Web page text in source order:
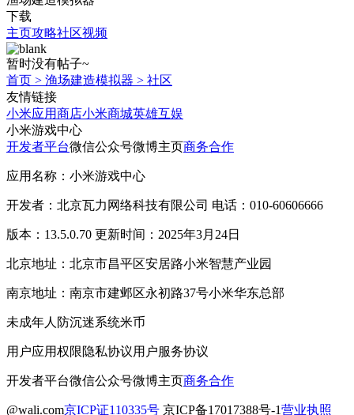
下载
主页攻略社区视频
暂时没有帖子~
首页 > 渔场建造模拟器 > 社区
友情链接
小米应用商店小米商城英雄互娱
小米游戏中心
开发者平台微信公众号微博主页商务合作
应用名称：小米游戏中心
开发者：北京瓦力网络科技有限公司 电话：010-60606666
版本：13.5.0.70 更新时间：2025年3月24日
北京地址：北京市昌平区安居路小米智慧产业园
南京地址：南京市建邺区永初路37号小米华东总部
未成年人防沉迷系统米币
用户应用权限隐私协议用户服务协议
开发者平台微信公众号微博主页商务合作
@wali.com京ICP证110335号 京ICP备17017388号-1营业执照